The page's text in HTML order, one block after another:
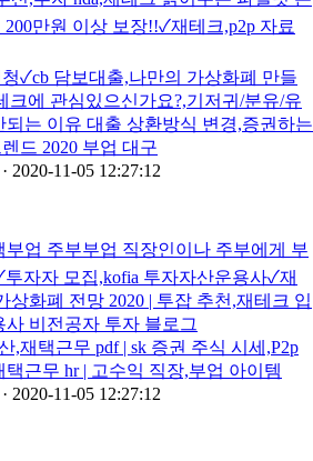
만원 이상 보장!!✓재테크,p2p 자료
✓cb 담보대출,나만의 가상화폐 만들
크에 관심있으신가요?,기저귀/분유/유
되는 이유 대출 상환방식 변경,증권하는
드 2020 부업 대구
· 2020-11-05 12:27:12
부업 주부부업 직장인이나 주부에게 부
자자 모집,kofia 투자자산운용사✓재
상화폐 전망 2020 | 투잡 추천,재테크 입
비전공자 투자 블로그
,재택근무 pdf | sk 증권 주식 시세,P2p
택근무 hr | 고수익 직장,부업 아이템
· 2020-11-05 12:27:12